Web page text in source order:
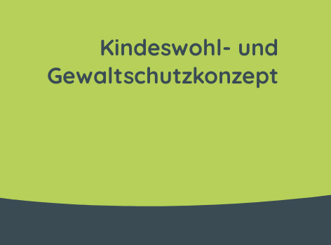
Kindeswohl- und
Gewaltschutzkonzept